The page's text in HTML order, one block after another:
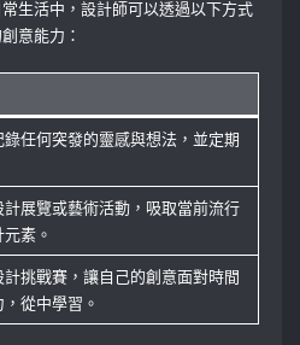
生活中，設計師可以透過以下方式
意能力：
錄任何突發的靈感與想法，並定期
計展覽或藝術活動，吸取當前流行
素。
計挑戰賽，讓自己的創意面對時間
從中學習。